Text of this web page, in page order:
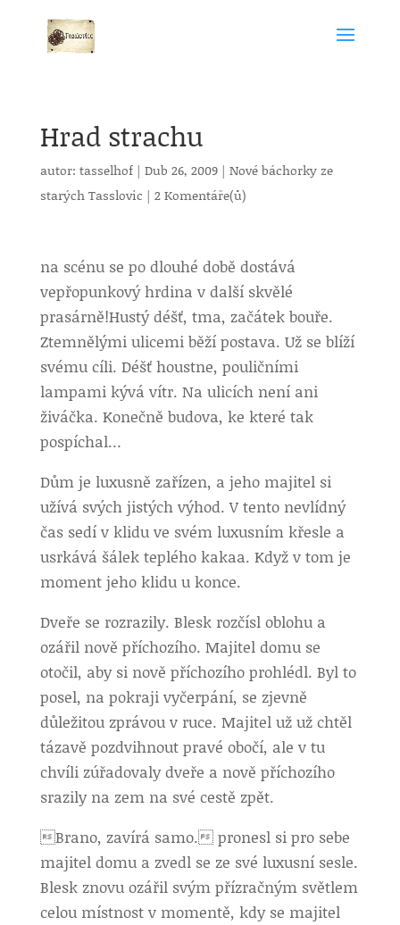
Hrad strachu
autor: tasselhof| Dub 26, 2009| Nové báchorky ze
starých Tasslovic | 2 Komentáře(ů)
na scénu se po dlouhé době dostává
vepřopunkový hrdina v další skvělé
prasárně!Hustý déšť, tma, začátek bouře.
Ztemnělými ulicemi běží postava. Už se blíží
svému cíli. Déšť houstne, pouličními
lampami kývá vítr. Na ulicích není ani
živáčka. Konečně budova, ke které tak
pospíchal…
Dům je luxusně zařízen, a jeho majitel si
užívá svých jistých výhod. V tento nevlídný
čas sedí v klidu ve svém luxusním křesle a
usrkává šálek teplého kakaa. Když v tom je
moment jeho klidu u konce.
Dveře se rozrazily. Blesk rozčísl oblohu a
ozářil nově příchozího. Majitel domu se
otočil, aby si nově příchozího prohlédl. Byl to
posel, na pokraji vyčerpání, se zjevně
důležitou zprávou v ruce. Majitel už už chtěl
tázavě pozdvihnout pravé obočí, ale v tu
chvíli zúřadovaly dveře a nově příchozího
srazily na zem na své cestě zpět.
Brano, zavírá samo. pronesl si pro sebe
majitel domu a zvedl se ze své luxusní sesle.
Blesk znovu ozářil svým přízračným světlem
celou místnost v momentě, kdy se majitel